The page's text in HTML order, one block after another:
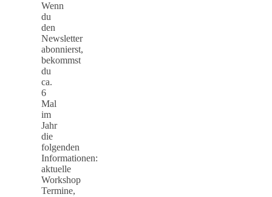
Wenn
du
den
Newsletter
abonnierst,
bekommst
du
ca.
6
Mal
im
Jahr
die
folgenden
Informationen:
aktuelle
Workshop
Termine,